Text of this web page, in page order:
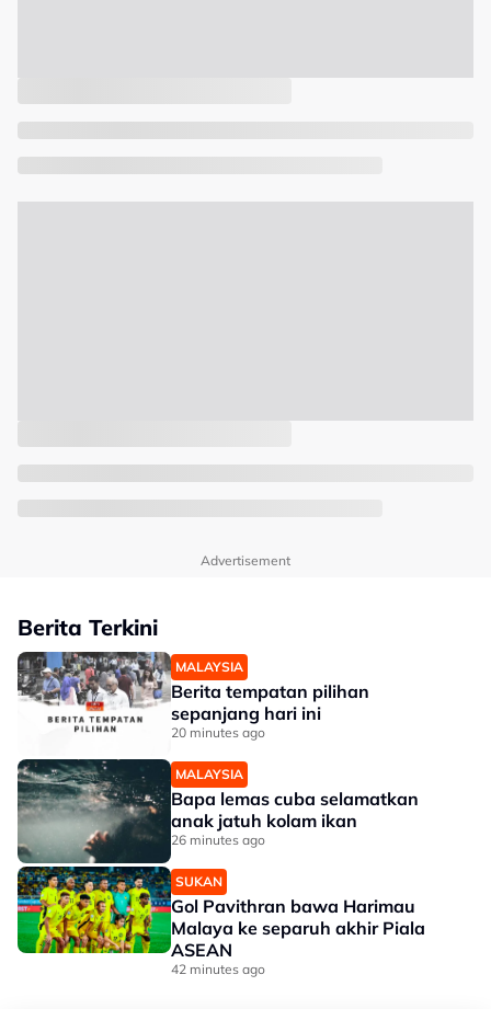
Advertisement
Berita Terkini
MALAYSIA
Berita tempatan pilihan
sepanjang hari ini
20 minutes ago
MALAYSIA
Bapa lemas cuba selamatkan
anak jatuh kolam ikan
26 minutes ago
SUKAN
Gol Pavithran bawa Harimau
Malaya ke separuh akhir Piala
ASEAN
42 minutes ago